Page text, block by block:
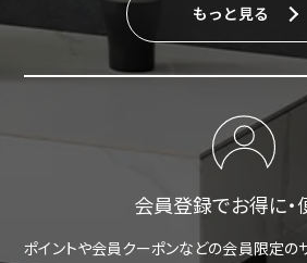
もっと見る
会員登録でお得に・
ポイントや会員クーポンなどの会員限定の